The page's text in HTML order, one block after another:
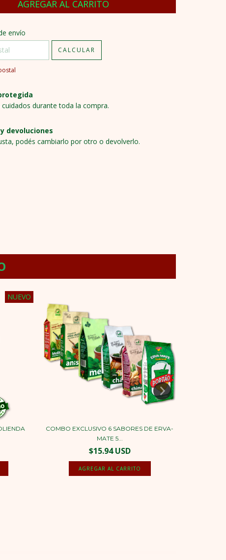
CP:envío
CALCULAR
durante toda la compra.
devoluciones
podés cambiarlo por otro o devolverlo.
NUEVO
COMBO EXCLUSIVO 6 SABORES DE ERVA-
MATE 5...
$15.94 USD